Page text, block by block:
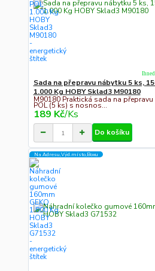
Sada na přepravu nábytku 5 ks,
1.000 Kg HOBY Sklad3 M90180
M90180 Praktická sada na
POL (5 ks) s nosnos...
189 Kč/Ks
Do košíku
Na Adresu,Výd.místo,Boxu